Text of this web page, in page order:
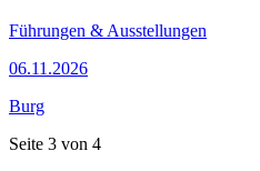
Führungen & Ausstellungen
06.11.2026
Burg
Seite 3 von 4